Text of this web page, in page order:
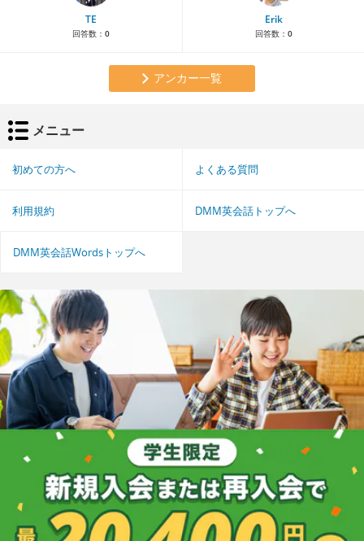
TE
回答数： 0
Erik
回答数： 0
アンカー一覧
メニュー
初めての方へ よくある質問
利用規約 DMM英会話トップへ
DMM英会話Wordsトップへ